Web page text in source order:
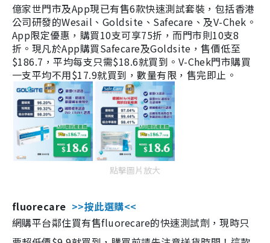
億家世門市及App現已有售6款快速測試套裝，包括香港
公司研發的Wesail、Goldsite、Safecare、及V-Chek。
App限定優惠，購買10支可享75折，而門市則10支8
折。現凡於App購買Safecare及Goldsite，售價低至
$186.7，平均每支只需$18.6就買到。V-Chek門市購買
一支平均不用$17.9就買到，數量有限，售完即止。
點擊圖片放大
fluorecare >>按此選購<<
網購平台鄰住買有售fluorecare的快速測試劑，現時只